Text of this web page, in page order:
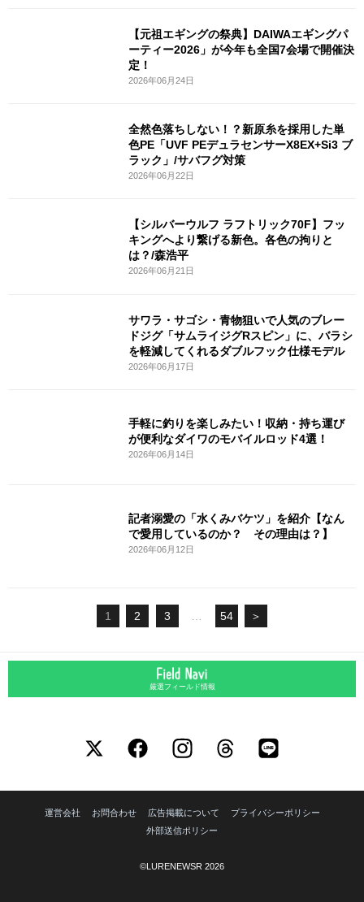
【元祖エギングの祭典】DAIWAエギングパ
ーティー2026」が今年も全国7会場で開催決
定！
2026年06月24日
全然色落ちしない！？新原糸を採用した単
色PE「UVF PEデュラセンサーX8EX+Si3 ブ
ラック」/サバフグ対策
2026年06月22日
【シルバーウルフ ラフトリック70F】フッ
キングへより繋げる新色。各色の拘りと
は？/森浩平
2026年06月21日
サワラ・サゴシ・青物狙いで人気のブレー
ドジグ「サムライジグRスピン」に、バラシ
を軽減してくれるダブルフック仕様モデル
2026年06月17日
手軽に釣りを楽しみたい！収納・持ち運び
が便利なダイワのモバイルロッド4選！
2026年06月14日
記者溺愛の「水くみバケツ」を紹介【なん
で愛用しているのか？ その理由は？】
2026年06月12日
1 2 3 … 54 ＞
厳選フィールド情報
運営会社 お問合わせ 広告掲載について
プライバシーポリシー
外部送信ポリシー
©LURENEWSR 2026